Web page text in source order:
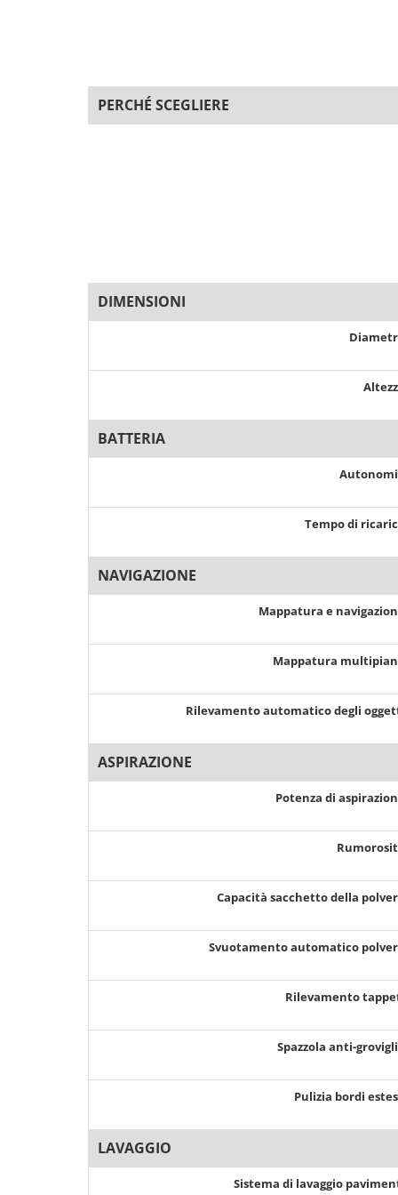
PERCHÉ SCEGLIERE
DIMENSIONI
BATTERIA
Tempo di
NAVIGAZIONE
Mappatura e
Mappatura
Rilevamento automatico degli
ASPIRAZIONE
Potenza di
Capacità sacchetto della
Svuotamento automatico
Rilevamento
Spazzola anti-
Pulizia bordi
LAVAGGIO
Sistema di lavaggio